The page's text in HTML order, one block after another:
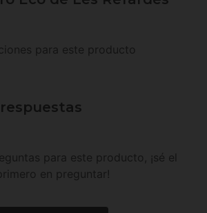
para este producto
para este producto, ¡sé el
en preguntar!